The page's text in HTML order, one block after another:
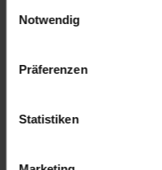
Notwendig
Präferenzen
Statistiken